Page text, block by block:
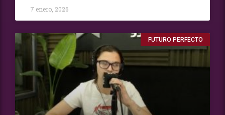
7 enero, 2026
FUTURO PERFECTO